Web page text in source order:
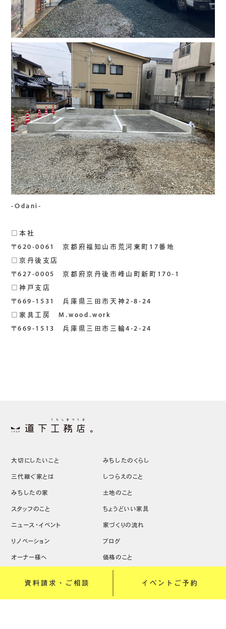
-Odani-
□本社
〒620-0061 京都府福知山市荒河東町17番地
□京丹後支店
〒627-0005 京都府京丹後市峰山町新町170-1
□神戸支店
〒669-1531 兵庫県三田市天神2-8-24
□家具工房 M.wood.work
〒669-1513 兵庫県三田市三輪4-2-24
大切にしたいこと みちしたのくらし
三代継ぐ家とは しつらえのこと
みちしたの家 土地のこと
スタッフのこと ちょうどいい家具
ニュース・イベント 家づくりの流れ
リノベーション ブログ
オーナー様へ 価格のこと